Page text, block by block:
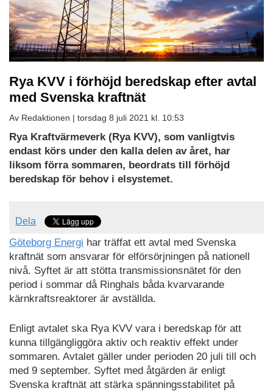
Rya KVV i förhöjd beredskap efter avtal
med Svenska kraftnät
Av Redaktionen | torsdag 8 juli 2021 kl. 10:53
Rya Kraftvärmeverk (Rya KVV), som vanligtvis
endast körs under den kalla delen av året, har
liksom förra sommaren, beordrats till förhöjd
beredskap för behov i elsystemet.
Dela
Göteborg Energi har träffat ett avtal med Svenska
kraftnät som ansvarar för elförsörjningen på nationell
nivå. Syftet är att stötta transmissionsnätet för den
period i sommar då Ringhals båda kvarvarande
kärnkraftsreaktorer är avställda.
Enligt avtalet ska Rya KVV vara i beredskap för att
kunna tillgängliggöra aktiv och reaktiv effekt under
sommaren. Avtalet gäller under perioden 20 juli till och
med 9 september. Syftet med åtgärden är enligt
Svenska kraftnät att stärka spänningsstabilitet på